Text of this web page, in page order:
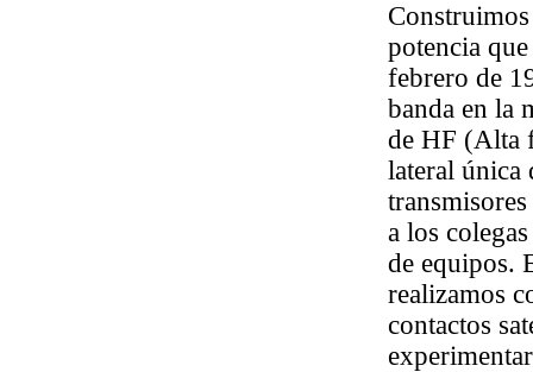
potencia
febrero de
banda en la
de HF (Alta
lateral única
a los
de equipos.
realizamos
contactos